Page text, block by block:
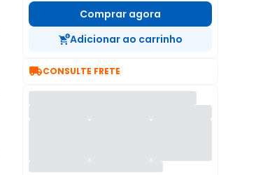
Comprar agora
Adicionar ao carrinho
CONSULTE FRETE